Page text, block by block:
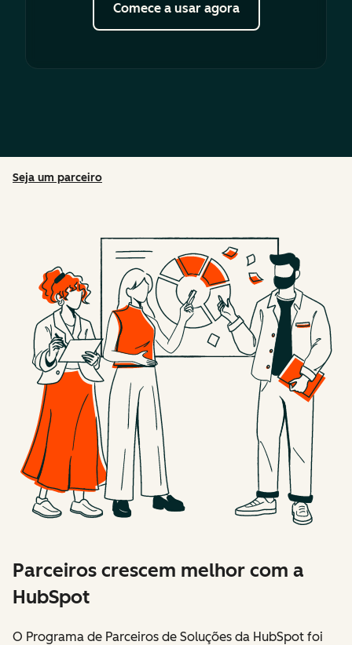
Comece a usar agora
Seja um parceiro
Parceiros crescem melhor com a
HubSpot
O Programa de Parceiros de Soluções da HubSpot foi